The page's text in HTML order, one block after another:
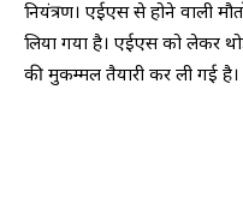
नियंत्रण। एईएस से होने वाली
लिया गया है। एईएस को लेकर
की मुकम्मल तैयारी कर ली गई है।